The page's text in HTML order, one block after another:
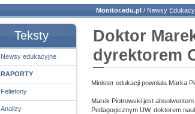
Monitor.edu.pl / Newsy
Teksty
Newsy edukacyjne
RAPORTY
Felietony
Analizy
Doktor
dyrektorem
Minister edukacji powołała Marka
Marek Piotrowski jest
Pedagogicznym UW, doktorem